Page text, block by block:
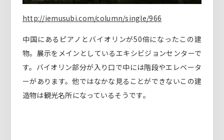
http://iemusubi.com/column/single/966
中国にあるピアノとバイオリンが50倍になったこの建
物。展示をメインとしているエキシビジョンセンターで
す。バイオリン部分が入り口で中には階段やエレベータ
ーがあります。他ではなかな見ることができないこの建
造物は観光名所になっているそうです。